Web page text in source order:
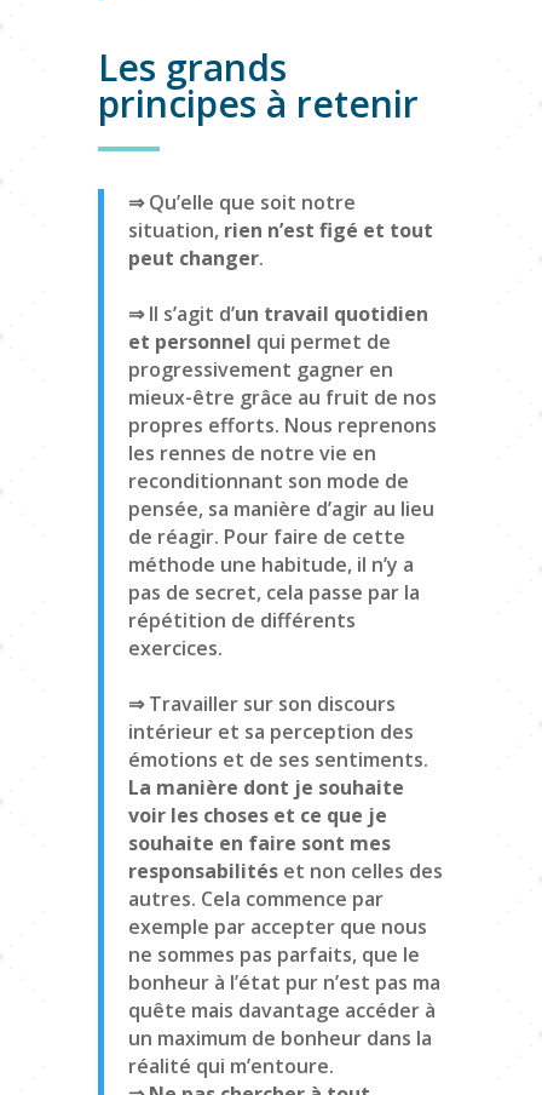
Les grands
principes à retenir
⇒ Qu’elle que soit notre
situation, rien n’est figé et tout
peut changer.
⇒ Il s’agit d’un travail quotidien
et personnel qui permet de
progressivement gagner en
mieux-être grâce au fruit de nos
propres efforts. Nous reprenons
les rennes de notre vie en
reconditionnant son mode de
pensée, sa manière d’agir au lieu
de réagir. Pour faire de cette
méthode une habitude, il n’y a
pas de secret, cela passe par la
répétition de différents
exercices.
⇒ Travailler sur son discours
intérieur et sa perception des
émotions et de ses sentiments.
La manière dont je souhaite
voir les choses et ce que je
souhaite en faire sont mes
responsabilitéset non celles des
autres. Cela commence par
exemple par accepter que nous
ne sommes pas parfaits, que le
bonheur à l’état pur n’est pas ma
quête mais davantage accéder à
un maximum de bonheur dans la
réalité qui m’entoure.